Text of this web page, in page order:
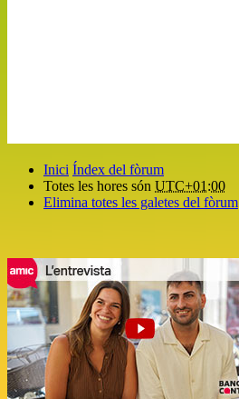
Inici Índex del fòrum
Totes les hores són UTC+01:00
Elimina totes les galetes del fòrum